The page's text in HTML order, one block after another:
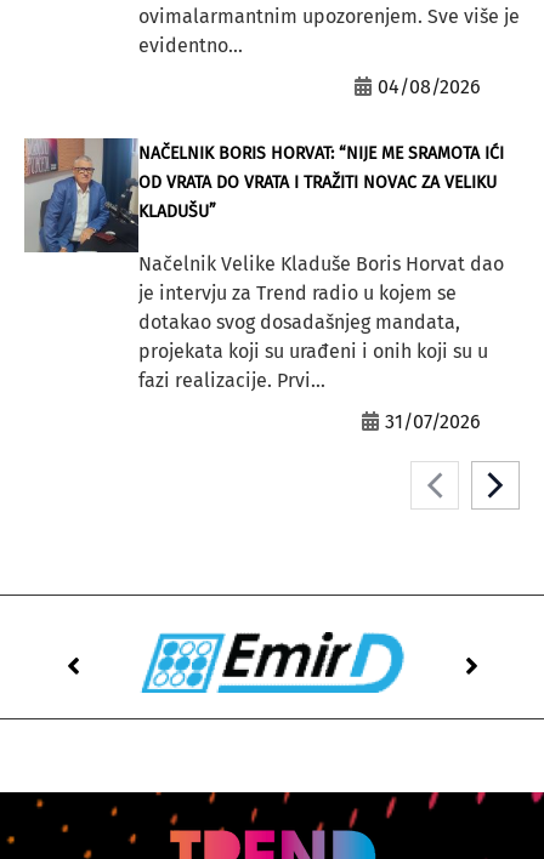
ovimalarmantnim upozorenjem. Sve više je
evidentno...
04/08/2026
NAČELNIK BORIS HORVAT: “NIJE ME SRAMOTA IĆI
OD VRATA DO VRATA I TRAŽITI NOVAC ZA VELIKU
KLADUŠU”
Načelnik Velike Kladuše Boris Horvat dao
je intervju za Trend radio u kojem se
dotakao svog dosadašnjeg mandata,
projekata koji su urađeni i onih koji su u
fazi realizacije. Prvi...
31/07/2026